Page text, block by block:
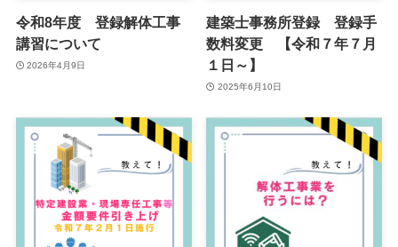
令和8年度 登録解体工事
講習について
2026年4月9日
建築士事務所登録 登録手
数料変更 【令和７年７月
１日～】
2025年6月10日